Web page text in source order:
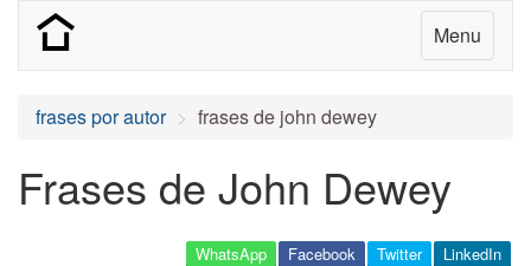
Menu
frases por autor frases de john dewey
Frases de John Dewey
LinkedIn
Twitter
Facebook
WhatsApp